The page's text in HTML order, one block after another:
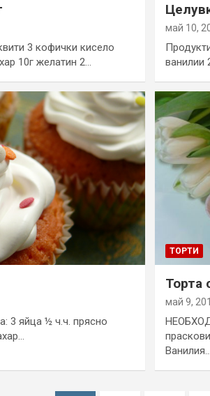
3 кофички кисело
10г желатин 2…
май 10,
ванилии
3 яйца ½ ч.ч. прясно
ТОРТИ
Торта
май 9,
Ванилия…